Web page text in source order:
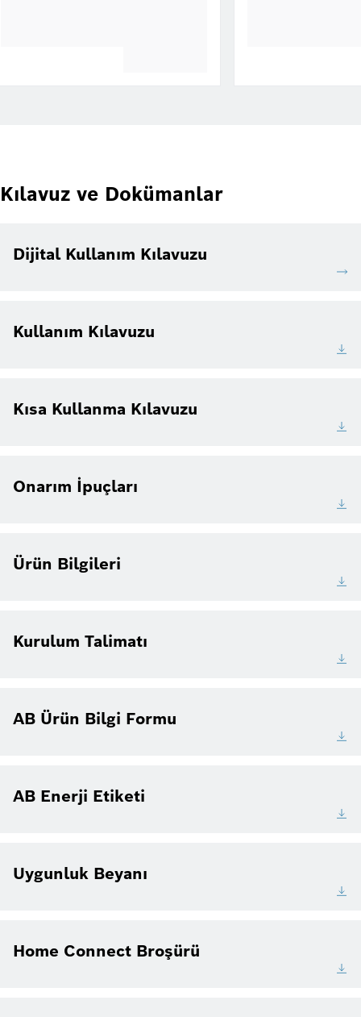
Kılavuz ve Dokümanlar
Dijital Kullanım Kılavuzu
Kullanım Kılavuzu
Kısa Kullanma Kılavuzu
Onarım İpuçları
Ürün Bilgileri
Kurulum Talimatı
AB Ürün Bilgi Formu
AB Enerji Etiketi
Uygunluk Beyanı
Home Connect Broşürü